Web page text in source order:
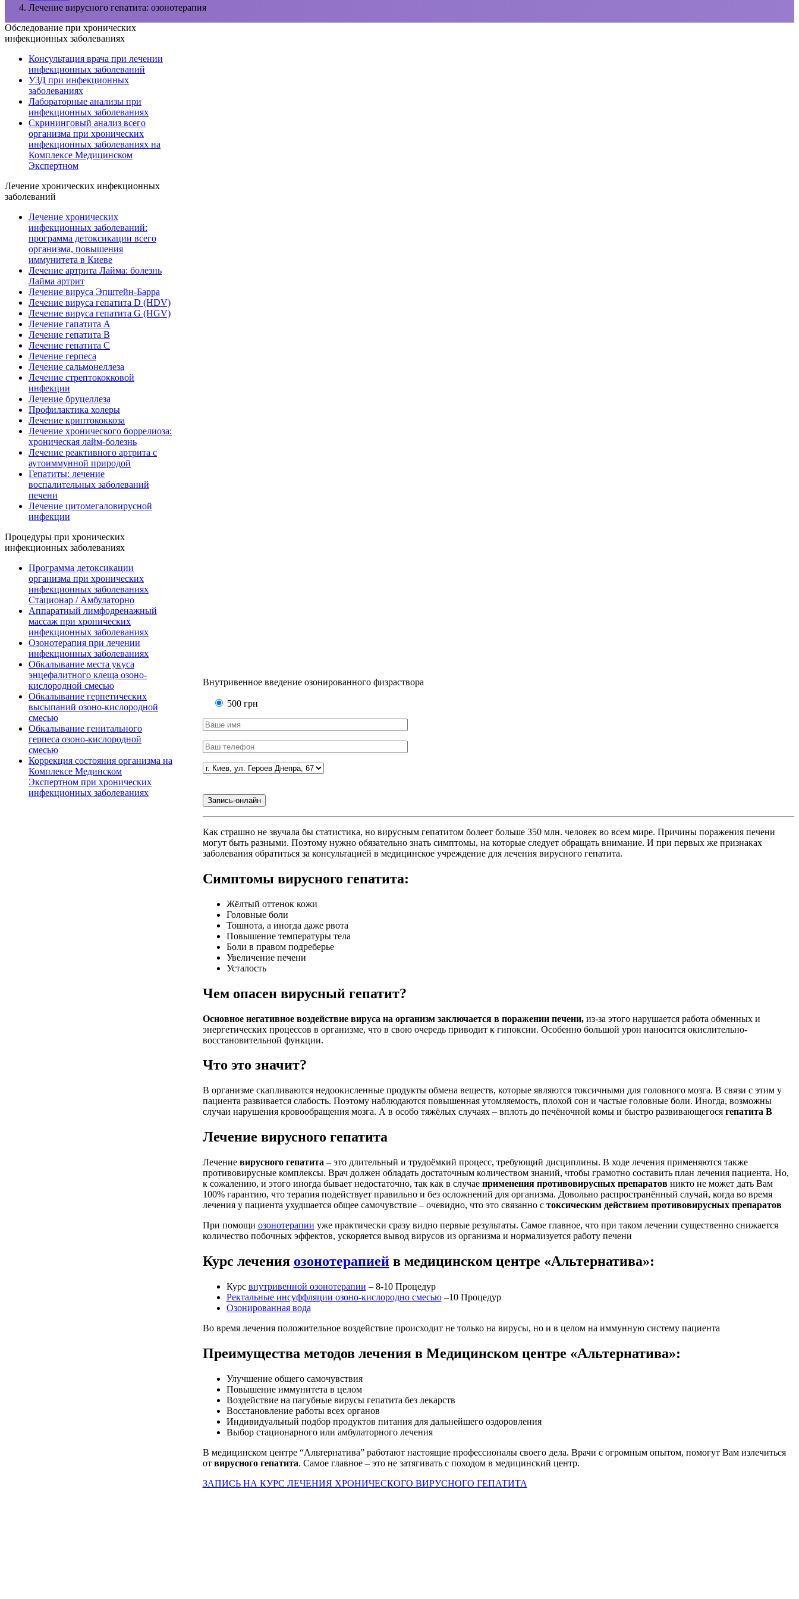
Лечение вирусного гепатита: озонотерапия
Внутривенное введение озонированного физраствора
500грн
Как страшно не звучала бы статистика, но вирусным гепатитом болеет больше 350 млн. человек во всем мире. Причины поражения печени
могут быть разными. Поэтому нужно обязательно знать симптомы, на которые следует обращать внимание. И при первых же признаках
заболевания обратиться за консультацией в медицинское учреждение для лечения вирусного гепатита.
Симптомы вирусного гепатита:
Жёлтый оттенок кожи
Головные боли
Тошнота, а иногда даже рвота
Повышение температуры тела
Боли в правом подреберье
Увеличение печени
Усталость
Чем опасен вирусный гепатит?
Основное негативное воздействие вируса на организм заключается в поражении печени,из-за этого нарушается работа обменных и
энергетических процессов в организме, что в свою очередь приводит к гипоксии. Особенно большой урон наносится окислительно-
восстановительной функции.
Что это значит?
В организме скапливаются недоокисленные продукты обмена веществ, которые являются токсичными для головного мозга. В связи с этим у
пациента развивается слабость. Поэтому наблюдаются повышенная утомляемость, плохой сон и частые головные боли. Иногда, возможны
случаи нарушения кровообращения мозга. А в особо тяжёлых случаях – вплоть до печёночной комы и быстро развивающегося гепатита В
Лечение вирусного гепатита
Лечениевирусного гепатита – это длительный и трудоёмкий процесс, требующий дисциплины. В ходе лечения применяются также
противовирусные комплексы. Врач должен обладать достаточным количеством знаний, чтобы грамотно составить план лечения пациента. Но,
к сожалению, и этого иногда бывает недостаточно, так как в случае применения противовирусных препаратовникто не может дать Вам
100% гарантию, что терапия подействует правильно и без осложнений для организма. Довольно распространённый случай, когда во время
лечения у пациента ухудшается общее самочувствие – очевидно, что это связанно с токсическим действием противовирусных препаратов
При помощи озонотерапии уже практически сразу видно первые результаты. Самое главное, что при таком лечении существенно снижается
количество побочных эффектов, ускоряется вывод вирусов из организма и нормализуется работу печени
Курс лечения озонотерапиейв медицинском центре «Альтернатива»:
Курс внутривенной озонотерапии – 8-10 Процедур
Ректальные инсуффляции озоно-кислородно смесью–10 Процедур
Озонированная вода
Во время лечения положительное воздействие происходит не только на вирусы, но и в целом на иммунную систему пациента
Преимущества методов лечения в Медицинском центре «Альтернатива»:
Улучшение общего самочувствия
Повышение иммунитета в целом
Воздействие на пагубные вирусы гепатита без лекарств
Восстановление работы всех органов
Индивидуальный подбор продуктов питания для дальнейшего оздоровления
Выбор стационарного или амбулаторного лечения
В медицинском центре “Альтернатива” работают настоящие профессионалы своего дела. Врачи с огромным опытом, помогут Вам излечиться
от вирусного гепатита. Самое главное – это не затягивать с походом в медицинский центр.
ЗАПИСЬ НА КУРС ЛЕЧЕНИЯ ХРОНИЧЕСКОГО ВИРУСНОГО ГЕПАТИТА
Обследование при хронических
инфекционных заболеваниях
Консультация врача при лечении
инфекционных заболеваний
УЗД при инфекционных
заболеваниях
Лабораторные анализы при
инфекционных заболеваниях
Скрининговый анализ всего
организма при хронических
инфекционных заболеваниях на
Комплексе Медицинском
Экспертном
Лечение хронических инфекционных
заболеваний
Лечение хронических
инфекционных заболеваний:
программа детоксикации всего
организма, повышения
иммунитета в Киеве
Лечение артрита Лайма: болезнь
Лайма артрит
Лечение вируса Эпштейн-Барра
Лечение вируса гепатита D (HDV)
Лечение вируса гепатита G (HGV)
Лечение гапатита А
Лечение гепатита В
Лечение гепатита С
Лечение герпеса
Лечение сальмонеллеза
Лечение стрептококковой
инфекции
Лечение бруцеллеза
Профилактика холеры
Лечение криптококкоза
Лечение хронического боррелиоза:
хроническая лайм-болезнь
Лечение реактивного артрита с
аутоиммунной природой
Гепатиты: лечение
воспалительных заболеваний
печени
Лечение цитомегаловирусной
инфекции
Процедуры при хронических
инфекционных заболеваниях
Программа детоксикации
организма при хронических
инфекционных заболеваниях
Стационар / Амбулаторно
Аппаратный лимфодренажный
массаж при хронических
инфекционных заболеваниях
Озонотерапия при лечении
инфекционных заболеваниях
Обкалывание места укуса
энцефалитного клеща озоно-
кислородной смесью
Обкалывание герпетических
высыпаний озоно-кислородной
смесью
Обкалывание генитального
герпеса озоно-кислородной
смесью
Коррекция состояния организма на
Комплексе Мединском
Экспертном при хронических
инфекционных заболеваниях